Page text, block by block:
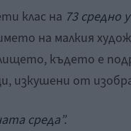
клас на 73 средно
на малкия
където е
изкушени от
среда”.